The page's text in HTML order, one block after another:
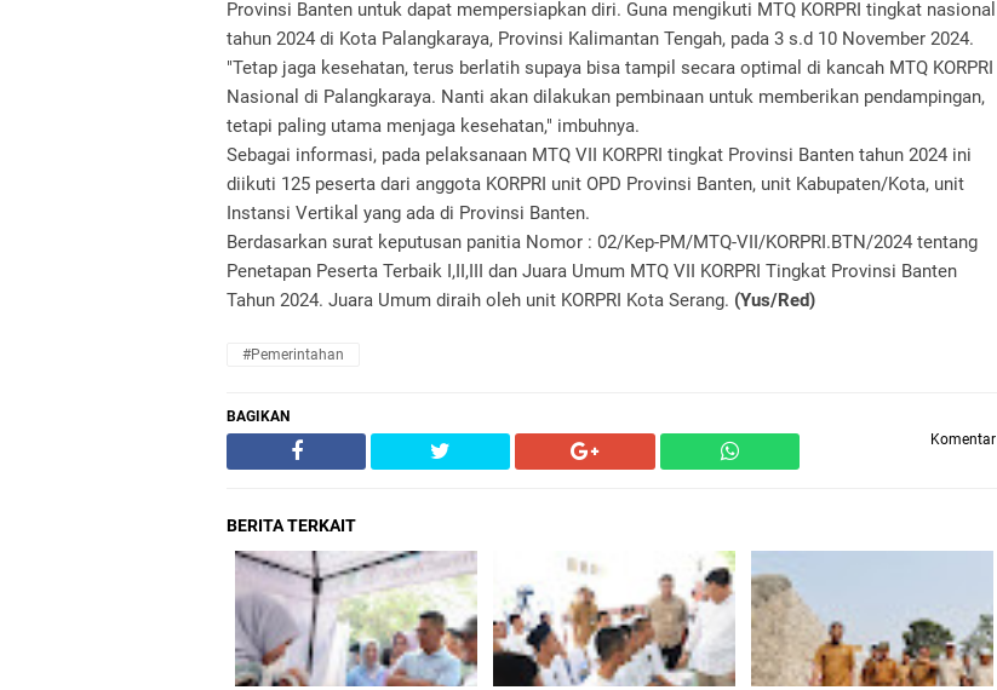
Provinsi Banten untuk dapat mempersiapkan diri. Guna mengikuti MTQ KORPRI tingkat nasional
tahun 2024 di Kota Palangkaraya, Provinsi Kalimantan Tengah, pada 3 s.d 10 November 2024.
"Tetap jaga kesehatan, terus berlatih supaya bisa tampil secara optimal di kancah MTQ KORPRI
Nasional di Palangkaraya. Nanti akan dilakukan pembinaan untuk memberikan pendampingan,
tetapi paling utama menjaga kesehatan," imbuhnya.
Sebagai informasi, pada pelaksanaan MTQ VII KORPRI tingkat Provinsi Banten tahun 2024 ini
diikuti 125 peserta dari anggota KORPRI unit OPD Provinsi Banten, unit Kabupaten/Kota, unit
Instansi Vertikal yang ada di Provinsi Banten.
Berdasarkan surat keputusan panitia Nomor : 02/Kep-PM/MTQ-VII/KORPRI.BTN/2024 tentang
Penetapan Peserta Terbaik I,II,III dan Juara Umum MTQ VII KORPRI Tingkat Provinsi Banten
Tahun 2024. Juara Umum diraih oleh unit KORPRI Kota Serang. (Yus/Red)
#Pemerintahan
BAGIKAN
Komentar
BERITA TERKAIT